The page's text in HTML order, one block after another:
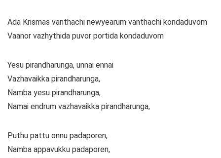
Ada Krismas vanthachi newyearum vanthachi kondaduvom
Vaanor vazhythida puvor portida kondaduvom
Yesu pirandharunga, unnai ennai
Vazhavaikka pirandharunga,
Namba yesu pirandharunga,
Namai endrum vazhavaikka pirandharunga,
Puthu pattu onnu padaporen,
Namba appavukku padaporen,